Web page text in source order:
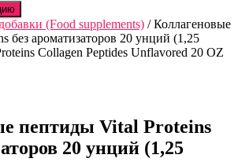
(Food supplements) / Коллагеновые
без ароматизаторов 20 унций (1,25
Collagen Peptides Unflavored 20 OZ
пептиды Vital Proteins
20 унций (1,25